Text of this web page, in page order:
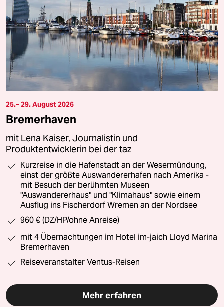
25.– 29. August 2026
Bremerhaven
mit Lena Kaiser, Journalistin und
Produktentwicklerin bei der taz
Kurzreise in die Hafenstadt an der Wesermündung,
einst der größte Auswandererhafen nach Amerika -
mit Besuch der berühmten Museen
"Auswandererhaus" und "Klimahaus" sowie einem
Ausflug ins Fischerdorf Wremen an der Nordsee
960 € (DZ/HP/ohne Anreise)
mit 4 Übernachtungen im Hotel im-jaich Lloyd Marina
Bremerhaven
Reiseveranstalter Ventus-Reisen
Mehr erfahren